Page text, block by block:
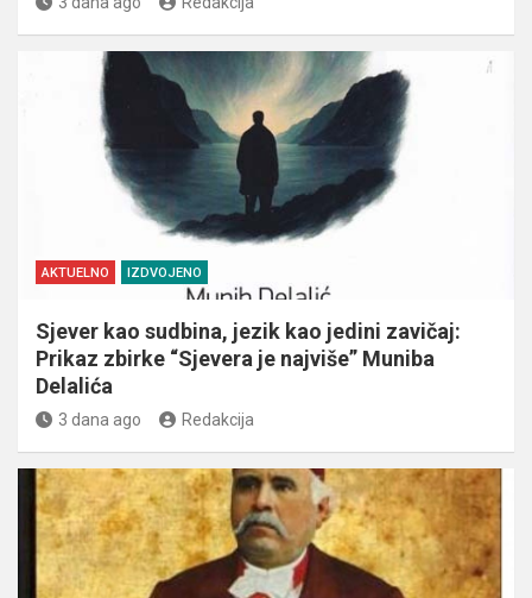
AKTUELNO IZDVOJENO
Sjever kao sudbina, jezik kao jedini zavičaj:
Prikaz zbirke “Sjevera je najviše” Muniba
Delalića
3 dana ago Redakcija